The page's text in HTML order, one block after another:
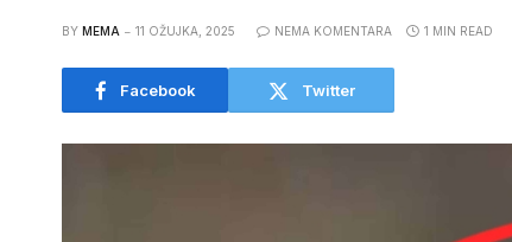
BY MEMA 11 OŽUJKA, 2025 NEMA KOMENTARA 1 MIN READ
Facebook Twitter